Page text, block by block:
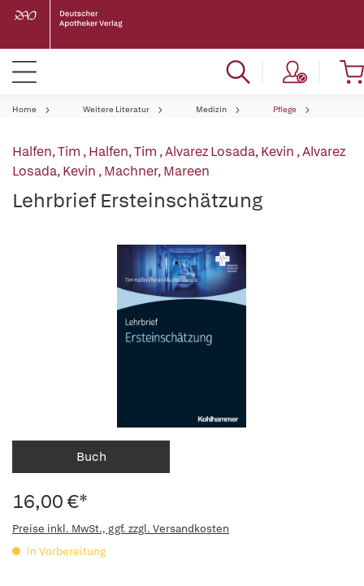
Home Weitere Literatur Medizin Pflege
Halfen, Tim ,Halfen, Tim ,Alvarez Losada, Kevin ,Alvarez
Losada, Kevin ,Machner, Mareen
Lehrbrief Ersteinschätzung
Buch
16,00 €*
Preise inkl. MwSt., ggf. zzgl. Versandkosten
in Vorbereitung